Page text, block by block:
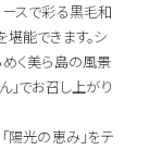
ースで彩る黒毛和
能できます。シ
めく美ら島の風景
」でお召し上がり
陽光の恵み」をテ